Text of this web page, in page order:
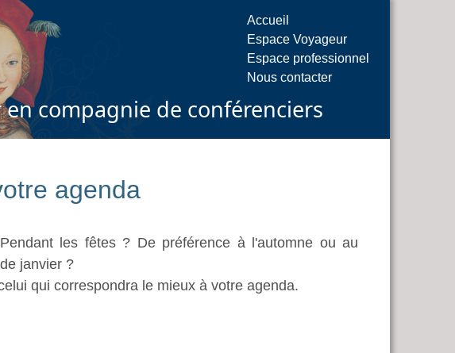
Accueil
Espace Voyageur
Espace professionnel
Nous contacter
compagnie de conférenciers
agenda
les fêtes ? De préférence à l'automne ou au
janvier ?
qui correspondra le mieux à votre agenda.